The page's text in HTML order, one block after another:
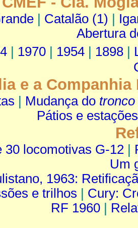
| Catalão (1) |
Abertura
| 1970 | 1954 | 1898 |
e a
| Mudança do tronco
Pátios e estações
30 locomotivas G-12 |
Um
1963:
e trilhos | Cury:
RF 1960|